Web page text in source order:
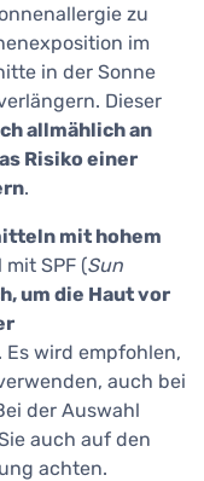
zu
im
in der Sonne
Dieser
allmählich an
Risiko einer
.
mit hohem
SPF (Sun
um die Haut vor
. Es wird empfohlen,
auch bei
der Auswahl
auch auf den
achten.